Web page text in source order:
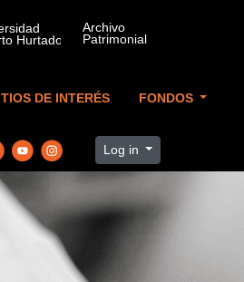
DE INTERÉS FONDOS
Log in